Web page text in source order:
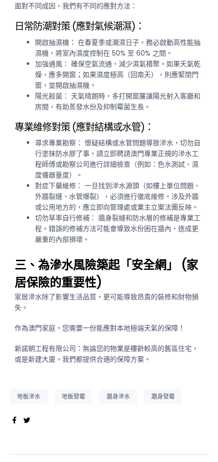
面對不同成因，我們有不同的應對方法：
日常防潮對策 (應對氣候潮濕)：
開啟抽濕機： 在春夏季或潮濕日子，務必啟動高性能抽
濕機，將室內濕度控制在 50% 至 60% 之間。
加強通風： 確保空氣流通，減少濕氣積聚。如果天氣乾
燥，應多開窗；如果濕度極高（回南天），則應緊閉門
窗，並開啟抽濕機。
陽光殺菌： 天氣晴朗時，多打開窗簾讓陽光射入客廳和
房間，有助蒸發水份及抑制霉菌生長。
專業維修對策 (應對結構或水管)：
尋求專業勘察： 懷疑結構或水管問題導致滲水，切勿自
行塗抹防水膠了事。請立即聘請澳門專業正規的滲水工
程師傅或勘察公司進行詳細檢查（例如：色水測試、濕
度儀器量度）。
對症下藥維修： 一旦找到滲水源頭（如樓上單位問題、
外牆裂縫、水管爆裂），必須進行徹底維修。涉及外牆
或公用地方的，應立即向管理處或業主立案法團反映。
切勿草率自行修補： 牆身裂縫和防水層的修補是專業工
程。錯誤的修補方法可能會導致水份困在牆內，造成更
嚴重的內部損壞。
三、為滲水風險築起「安全網」 (家
居保險的重要性)
家居滲水除了影響生活品質，更可能導致昂貴的裝修和財物損
失。
作為澳門家庭，您需要一份能應對本地極端天氣的保障！
新諾朝工程有限公司：無論您的物業是樓齡較高的舊區住宅，
或是新建大廈，我們都提供合適的保障方案。
地板滲水 地板發霉 牆身滲水 牆身發霉
Facebook
Twitter